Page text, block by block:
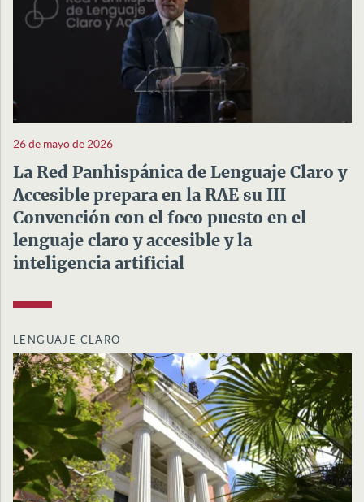
26 de mayo de 2026
La Red Panhispánica de Lenguaje Claro y
Accesible prepara en la RAE su III
Convención con el foco puesto en el
lenguaje claro y accesible y la
inteligencia artificial
LENGUAJE CLARO